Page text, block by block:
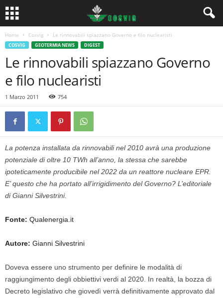
Home Cosvig Le rinnovabili spiazzano Governo e filo nuclearisti
COSVIG GEOTERMIA NEWS DIGEST
Le rinnovabili spiazzano Governo
e filo nuclearisti
1 Marzo 2011 754
La potenza installata da rinnovabili nel 2010 avrà una produzione
potenziale di oltre 10 TWh all’anno, la stessa che sarebbe
ipoteticamente producibile nel 2022 da un reattore nucleare EPR.
E’ questo che ha portato all’irrigidimento del Governo? L’editoriale
di Gianni Silvestrini.
Fonte: Qualenergia.it
Autore: Gianni Silvestrini
Doveva essere uno strumento per definire le modalità di
raggiungimento degli obbiettivi verdi al 2020. In realtà, la bozza di
Decreto legislativo che giovedì verrà definitivamente approvato dal